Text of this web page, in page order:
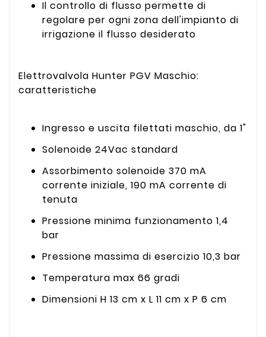
Il controllo di flusso permette di
regolare per ogni zona dell'impianto di
irrigazione il flusso desiderato
Elettrovalvola Hunter PGV Maschio:
caratteristiche
Ingresso e uscita filettati maschio, da 1"
Solenoide 24Vac standard
Assorbimento solenoide 370 mA
corrente iniziale, 190 mA corrente di
tenuta
Pressione minima funzionamento 1,4
bar
Pressione massima di esercizio 10,3 bar
Temperatura max 66 gradi
Dimensioni H 13 cm x L 11 cm x P 6 cm